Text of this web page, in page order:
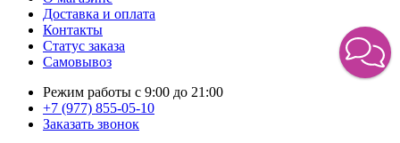
Доставка и оплата
Контакты
Статус заказа
Самовывоз
Режим работы с 9:00 до 21:00
+7 (977) 855-05-10
Заказать звонок